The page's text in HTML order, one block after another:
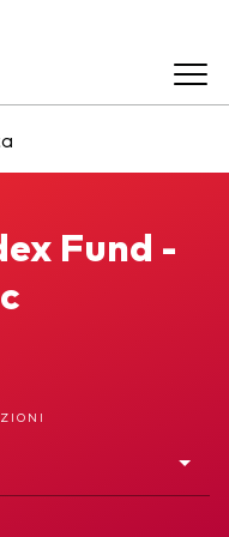
per categorie
Fund -